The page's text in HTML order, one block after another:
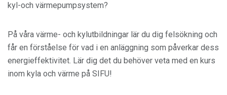
kyl-och värmepumpsystem?
På våra värme- och kylutbildningar lär du dig felsökning och
får en förståelse för vad i en anläggning som påverkar dess
energieffektivitet. Lär dig det du behöver veta med en kurs
inom kyla och värme på SIFU!